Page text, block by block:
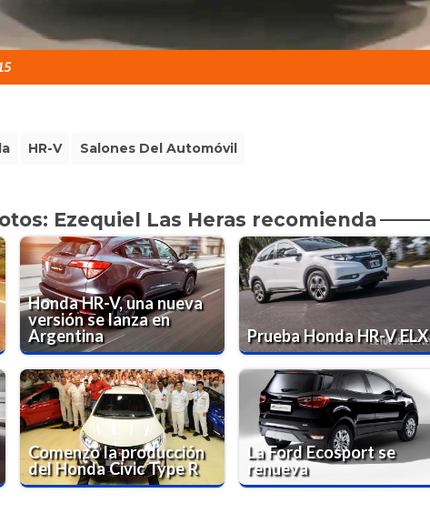
HR-V Salones Del Automóvil
Ezequiel Las Heras recomienda
Honda HR-V, una nueva
versión se lanza en
Argentina
Prueba Honda HR-V ELX
Comenzó la producción
del Honda Civic Type R
La Ford Ecosport se
renueva